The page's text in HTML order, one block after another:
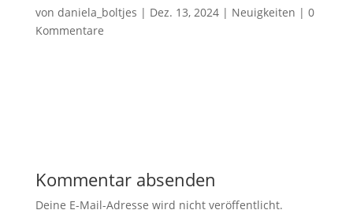
von daniela_boltjes | Dez. 13, 2024| Neuigkeiten | 0
Kommentare
Kommentar absenden
Deine E-Mail-Adresse wird nicht veröffentlicht.